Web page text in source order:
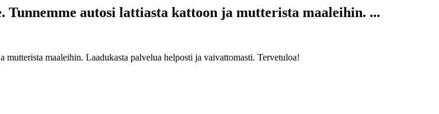
autosi lattiasta kattoon ja mutterista maaleihin. ...
maaleihin. Laadukasta palvelua helposti ja vaivattomasti. Tervetuloa!